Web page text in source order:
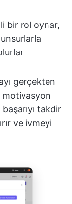
bir rol oynar,
unsurlarla
gerçekten
motivasyon
takdir
ve ivmeyi